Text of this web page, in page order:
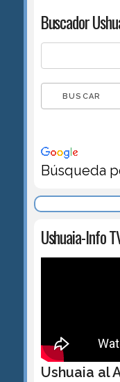
Buscador
Búsqueda
Ushuaia-Info
Ushuaia al